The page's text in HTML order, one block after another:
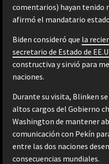
comentarios) hayan tenido
afirmó el mandatario
Biden consideró que la
secretario de Estado de
constructiva y sirvió para
naciones.
Durante su visita, Blinken
altos cargos del Gobierno
Washington de mantener
comunicación con Pekín
entre las dos naciones
consecuencias mundiales.